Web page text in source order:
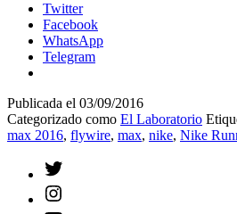
Twitter
Facebook
WhatsApp
Telegram
Publicada el 03/09/2016
Categorizado como El Laboratorio
max 2016, flywire, max, nike, Nike